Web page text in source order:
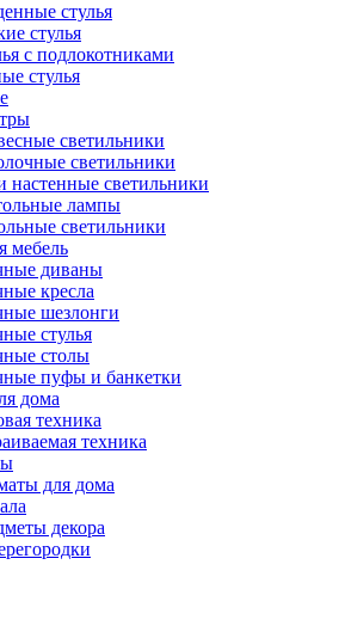
стулья
стулья
с подлокотниками
стулья
светильники
светильники
настенные светильники
лампы
светильники
мебель
диваны
кресла
шезлонги
стулья
столы
пуфы и банкетки
дома
техника
техника
для дома
декора